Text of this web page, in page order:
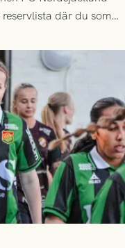
där du som
intresse. Du kan